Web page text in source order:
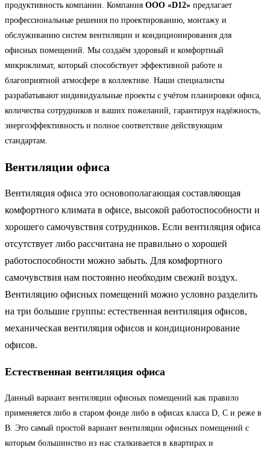
продуктивность компании. Компания ООО «D12» предлагает
профессиональные решения по проектированию, монтажу и
обслуживанию систем вентиляции и кондиционирования для
офисных помещений. Мы создаём здоровый и комфортный
микроклимат, который способствует эффективной работе и
благоприятной атмосфере в коллективе. Наши специалисты
разрабатывают индивидуальные проекты с учётом планировки офиса,
количества сотрудников и ваших пожеланий, гарантируя надёжность,
энергоэффективность и полное соответствие действующим
стандартам.
Вентиляции офиса
Вентиляция офиса это основополагающая составляющая
комфортного климата в офисе, высокой работоспособности и
хорошего самочувствия сотрудников. Если вентиляция офиса
отсутствует либо рассчитана не правильно о хорошей
работоспособности можно забыть. Для комфортного
самочувствия нам постоянно необходим свежий воздух.
Вентиляцию офисных помещений можно условно разделить
на три большие группы: естественная вентиляция офисов,
механическая вентиляция офисов и кондиционирование
офисов.
Естественная вентиляция офиса
Данный вариант вентиляции офисных помещений как правило
применяется либо в старом фонде либо в офисах класса D, C и реже в
B. Это самый простой вариант вентиляции офисных помещений с
которым большинство из нас сталкивается в квартирах и